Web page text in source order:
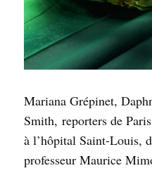
Mariana Grépinet,
Smith, reporters de
à l’hôpital Saint-Louis,
professeur Maurice